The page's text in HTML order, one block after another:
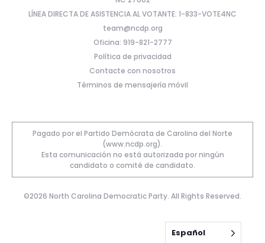
LÍNEA DIRECTA DE ASISTENCIA AL VOTANTE: 1-833-VOTE4NC
team@ncdp.org
Oficina: 919-821-2777
Política de privacidad
Contacte con nosotros
Términos de mensajería móvil
Pagado por el Partido Demócrata de Carolina del Norte
(www.ncdp.org).
Esta comunicación no está autorizada por ningún
candidato o comité de candidato.
©2026 North Carolina Democratic Party. All Rights Reserved.
Español